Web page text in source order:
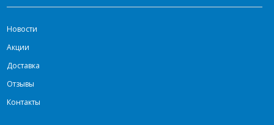
Новости
Акции
Доставка
Отзывы
Контакты